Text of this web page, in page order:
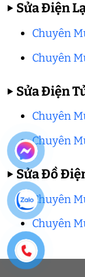
▶ Sửa Điện
Chuyên
Chuyên
▶ Sửa Điện
Chuyên
Chuyên
▶ Sửa Đồ
Chuyên
Chuyên